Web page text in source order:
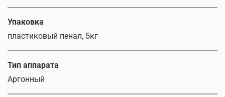
Упаковка
пластиковый пенал, 5кг
Тип аппарата
Аргонный